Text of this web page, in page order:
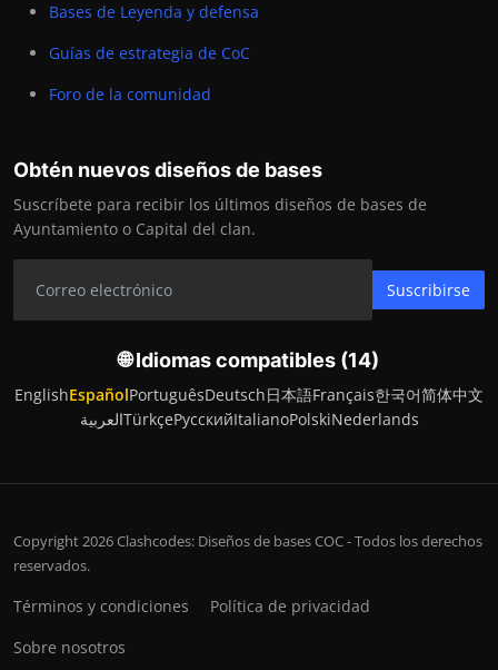
Bases de Leyenda y defensa
Guías de estrategia de CoC
Foro de la comunidad
Obtén nuevos diseños de bases
Suscríbete para recibir los últimos diseños de bases de
Ayuntamiento o Capital del clan.
Suscribirse
🌐 Idiomas compatibles (14)
EnglishEspañolPortuguêsDeutsch日本語Français한국어简体中文
العربيةTürkçeРусскийItalianoPolskiNederlands
Copyright 2026 Clashcodes: Diseños de bases COC - Todos los derechos
reservados.
Términos y condiciones
Política de privacidad
Sobre nosotros